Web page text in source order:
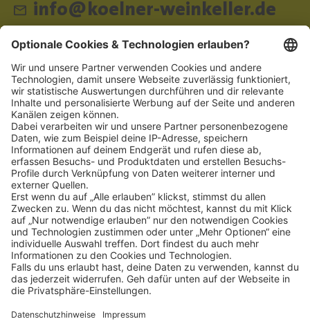
info@koelner-weinkeller.de
Schnellzugriff
ZAHLUNGSMETHODEN
SOCIAL
NEWSLETTER
BESUCHEN SIE UNS
Alle Preise inkl. gesetzl. Mehrwertsteuer zzgl. Versandkosten und ggf.
Nachnahmegebühren, wenn nicht anders angegeben.